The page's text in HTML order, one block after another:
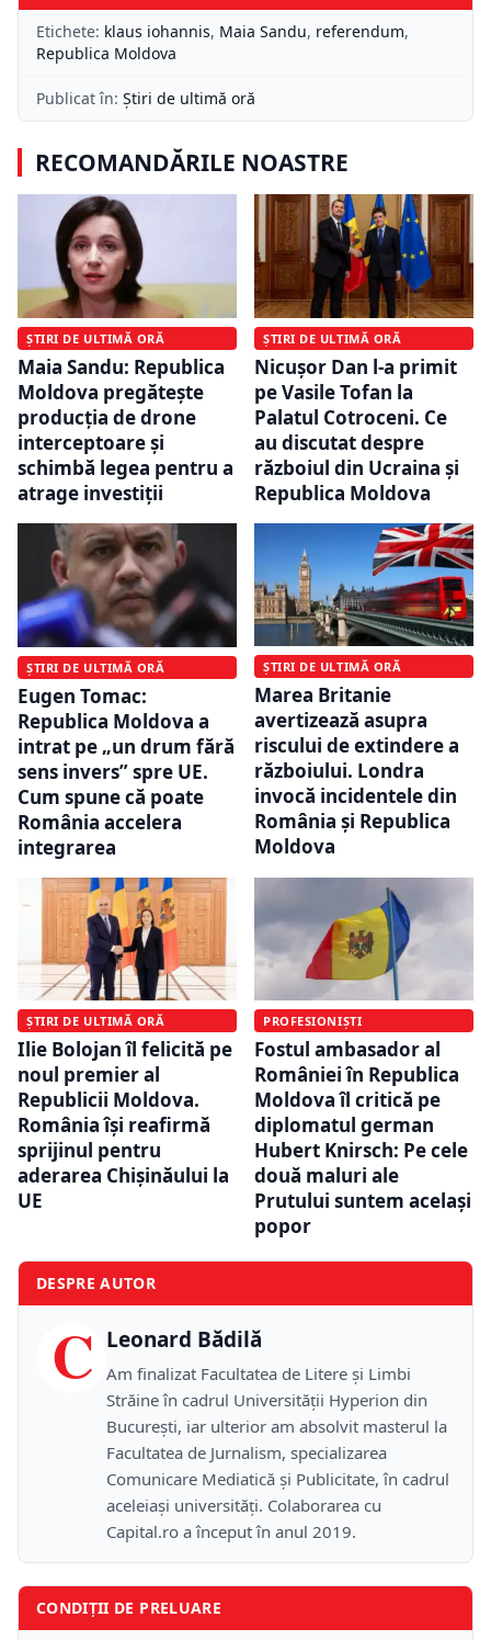
Etichete: klaus iohannis, Maia Sandu, referendum,
Republica Moldova
Publicat în: Știri de ultimă oră
RECOMANDĂRILE NOASTRE
ȘTIRI DE ULTIMĂ ORĂ
Maia Sandu: Republica
Moldova pregătește
producția de drone
interceptoare și
schimbă legea pentru a
atrage investiții
ȘTIRI DE ULTIMĂ ORĂ
Nicușor Dan l-a primit
pe Vasile Tofan la
Palatul Cotroceni. Ce
au discutat despre
războiul din Ucraina și
Republica Moldova
ȘTIRI DE ULTIMĂ ORĂ
Eugen Tomac:
Republica Moldova a
intrat pe „un drum fără
sens invers” spre UE.
Cum spune că poate
România accelera
integrarea
ȘTIRI DE ULTIMĂ ORĂ
Marea Britanie
avertizează asupra
riscului de extindere a
războiului. Londra
invocă incidentele din
România și Republica
Moldova
ȘTIRI DE ULTIMĂ ORĂ
Ilie Bolojan îl felicită pe
noul premier al
Republicii Moldova.
România își reafirmă
sprijinul pentru
aderarea Chișinăului la
UE
PROFESIONIȘTI
Fostul ambasador al
României în Republica
Moldova îl critică pe
diplomatul german
Hubert Knirsch: Pe cele
două maluri ale
Prutului suntem același
popor
DESPRE AUTOR
C Leonard Bădilă
Am finalizat Facultatea de Litere și Limbi
Străine în cadrul Universității Hyperion din
București, iar ulterior am absolvit masterul la
Facultatea de Jurnalism, specializarea
Comunicare Mediatică și Publicitate, în cadrul
aceleiași universități. Colaborarea cu
Capital.ro a început în anul 2019.
CONDIȚII DE PRELUARE